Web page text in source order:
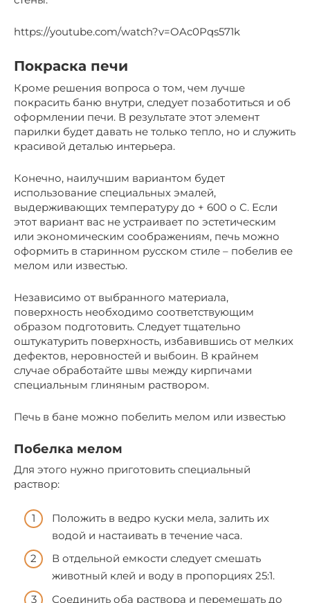
https://youtube.com/watch?v=OAc0Pqs571k
Покраска печи
Кроме решения вопроса о том, чем лучше
покрасить баню внутри, следует позаботиться и об
оформлении печи. В результате этот элемент
парилки будет давать не только тепло, но и служить
красивой деталью интерьера.
Конечно, наилучшим вариантом будет
использование специальных эмалей,
выдерживающих температуру до + 600 о С. Если
этот вариант вас не устраивает по эстетическим
или экономическим соображениям, печь можно
оформить в старинном русском стиле – побелив ее
мелом или известью.
Независимо от выбранного материала,
поверхность необходимо соответствующим
образом подготовить. Следует тщательно
оштукатурить поверхность, избавившись от мелких
дефектов, неровностей и выбоин. В крайнем
случае обработайте швы между кирпичами
специальным глиняным раствором.
Печь в бане можно побелить мелом или известью
Побелка мелом
Для этого нужно приготовить специальный
раствор:
Положить в ведро куски мела, залить их
водой и настаивать в течение часа.
В отдельной емкости следует смешать
животный клей и воду в пропорциях 25:1.
Соединить оба раствора и перемешать до